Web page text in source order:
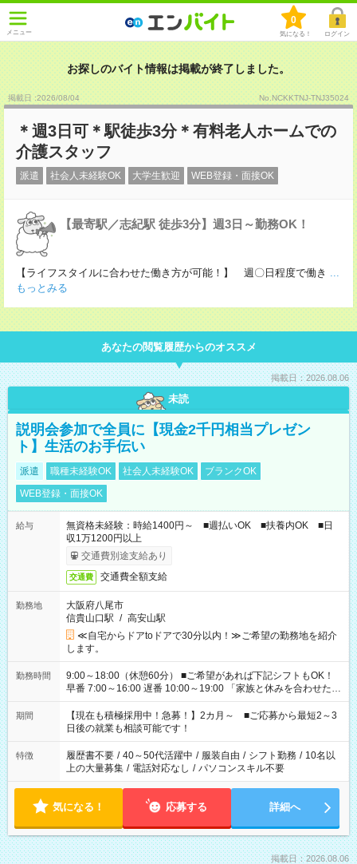
メニュー
0
気になる！ ログイン
お探しのバイト情報は掲載が終了しました。
掲載日 :2026/08/04 No.NCKKTNJ-TNJ35024
＊週3日可＊駅徒歩3分＊有料老人ホームでの
介護スタッフ
派遣 社会人未経験OK 大学生歓迎 WEB登録・面接OK
【最寄駅／志紀駅 徒歩3分】週3日～勤務OK！
【ライフスタイルに合わせた働き方が可能！】 週〇日程度で働き ...
もっとみる
あなたの閲覧履歴からのオススメ
掲載日：2026.08.06
未読
説明会参加で全員に【現金2千円相当プレゼン
ト】生活のお手伝い
派遣 職種未経験OK 社会人未経験OK
ブランクOK
WEB登録・面接OK
給与
無資格未経験：時給1400円～ ■週払いOK ■扶養内OK ■日
収1万1200円以上
交通費別途支給あり
交通費 交通費全額支給
勤務地
大阪府八尾市
信貴山口駅 / 高安山駅
≪自宅からドアtoドアで30分以内！≫ご希望の勤務地を紹介
します。
勤務時間
9:00～18:00（休憩60分） ■ご希望があれば下記シフトもOK！
早番 7:00～16:00 遅番 10:00～19:00 「家族と休みを合わせた
い」 「余裕を持って夕飯の準備がしたい」 「できれば残業はし
たくない」 など、ご希望を教えてくださいね。 ※Wワーク希望
の方へ 今ご覧のお仕事で希望する勤務時間と、もう1つのお仕事
の勤務時間。 合計で週40時間を超える場合は応募できません。
期間
【現在も積極採用中！急募！】2カ月～ ■ご応募から最短2～3
日後の就業も相談可能です！
特徴 履歴書不要 / 40～50代活躍中 / 服装自由 / シフト勤務 / 10名以
上の大量募集 / 電話対応なし / パソコンスキル不要
気になる！ 応募する 詳細へ
掲載日：2026.08.06